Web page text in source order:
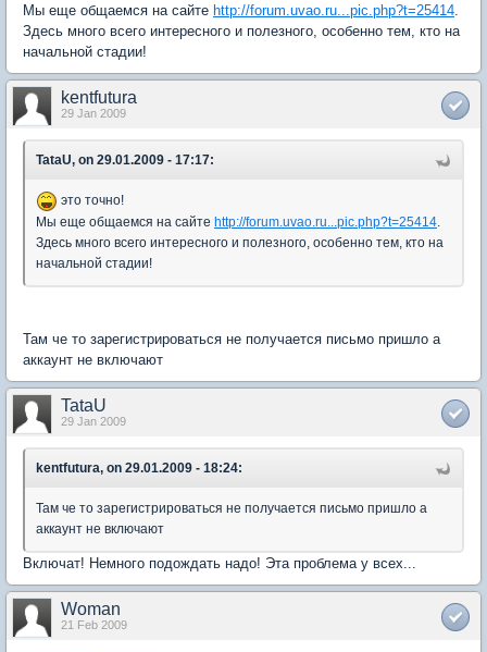
Мы еще общаемся на сайте http://forum.uvao.ru...pic.php?t=25414.
Здесь много всего интересного и полезного, особенно тем, кто на
начальной стадии!
kentfutura
29 Jan 2009
TataU, on 29.01.2009 - 17:17:
это точно!
Мы еще общаемся на сайте http://forum.uvao.ru...pic.php?t=25414.
Здесь много всего интересного и полезного, особенно тем, кто на
начальной стадии!
Там че то зарегистрироваться не получается письмо пришло а
аккаунт не включают
TataU
29 Jan 2009
kentfutura, on 29.01.2009 - 18:24:
Там че то зарегистрироваться не получается письмо пришло а
аккаунт не включают
Включат! Немного подождать надо! Эта проблема у всех...
Woman
21 Feb 2009